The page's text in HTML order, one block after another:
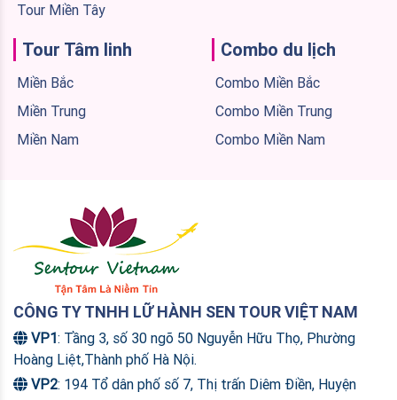
Tour Miền Tây
Tour Tâm linh
Miền Bắc
Miền Trung
Miền Nam
Combo du lịch
Combo Miền Bắc
Combo Miền Trung
Combo Miền Nam
CÔNG TY TNHH LỮ HÀNH SEN TOUR VIỆT NAM
VP1: Tầng 3, số 30 ngõ 50 Nguyễn Hữu Thọ, Phường
Hoàng Liệt,Thành phố Hà Nội.
VP2: 194 Tổ dân phố số 7, Thị trấn Diêm Điền, Huyện